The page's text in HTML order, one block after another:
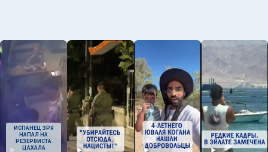
ИСПАНЕЦ ЗРЯ
НАПАЛ НА
РЕЗЕРВИСТА
ЦАХАЛА